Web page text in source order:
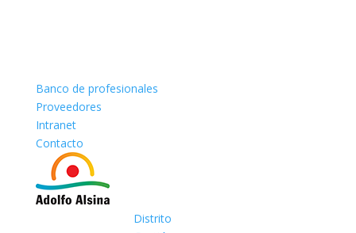
Banco de profesionales
Proveedores
Intranet
Contacto
Distrito